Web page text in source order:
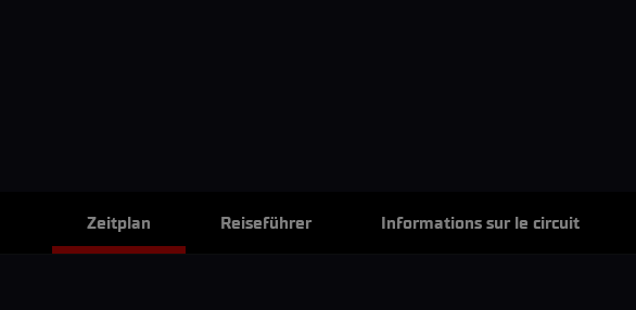
Zeitplan Reiseführer Informations sur le circuit